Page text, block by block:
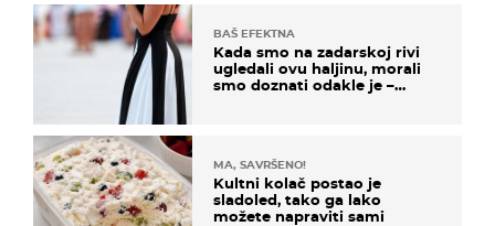
BAŠ EFEKTNA
Kada smo na zadarskoj rivi
ugledali ovu haljinu, morali
smo doznati odakle je –
MA, SAVRŠENO!
Kultni kolač postao je
sladoled, tako ga lako
možete napraviti sami